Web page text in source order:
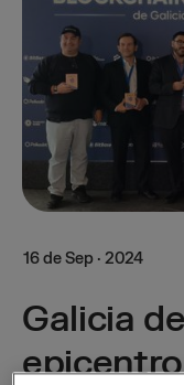
16deSep · 2024
Galicia